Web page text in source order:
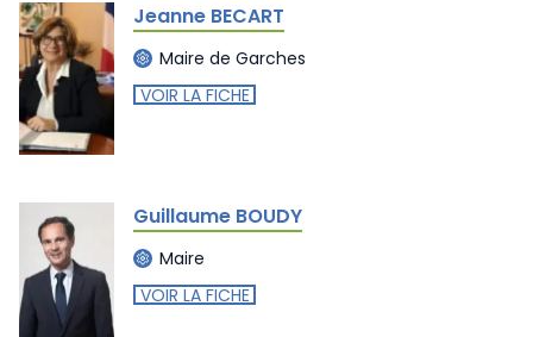
Jeanne BECART
Maire de Garches
VOIR LA FICHE
Guillaume BOUDY
Maire
VOIR LA FICHE